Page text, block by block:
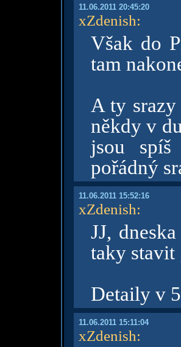
11.06.2011 20:45:20
xZdenish:
Však do
tam
A ty srazy
někdy v
jsou
pořádný
11.06.2011 15:52:16
xZdenish:
JJ,
taky stavit
Detaily v
11.06.2011 15:11:04
xZdenish: